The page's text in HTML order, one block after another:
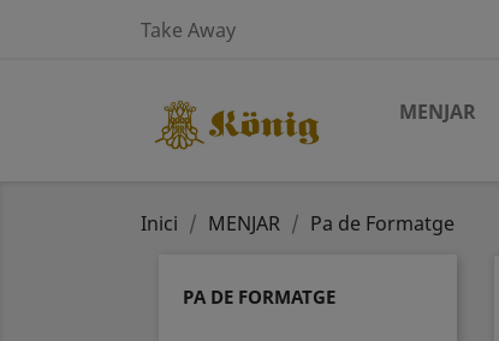
Take Away
MENJAR
Inici MENJAR Pa de Formatge
PA DE FORMATGE